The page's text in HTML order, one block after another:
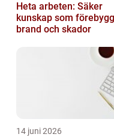
Heta arbeten: Säker
kunskap som
brand och skador
14 juni 2026